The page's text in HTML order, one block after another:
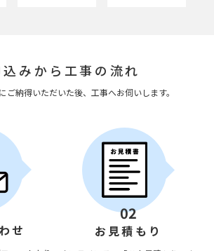
込みから工事の流れ
ご納得いただいた後、工事へお伺いします。
せ
02
お見積もり